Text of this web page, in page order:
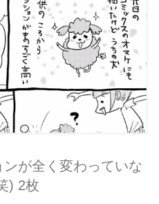
が全く変わっていな
) 2枚